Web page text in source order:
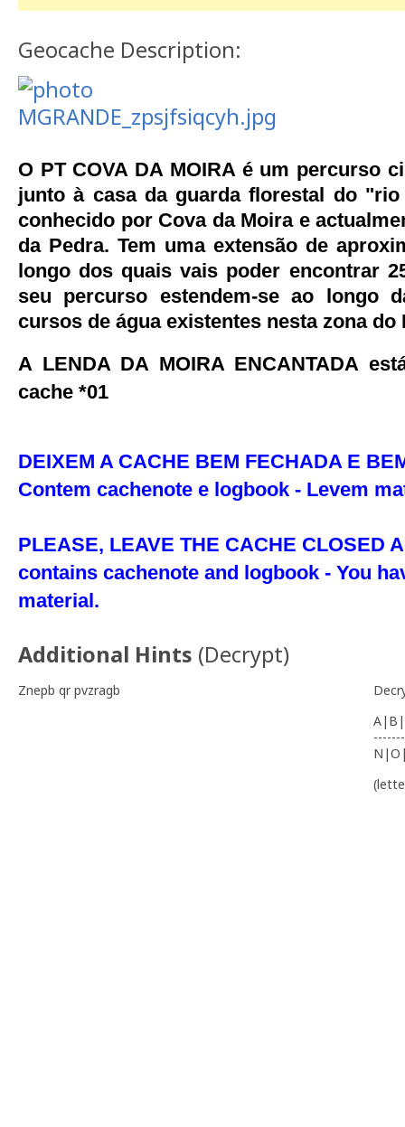
Geocache Description:
O PT COVA DA MOIRA é um percurso
junto à casa da guarda florestal do
conhecido por Cova da Moira e
da Pedra. Tem uma extensão de
longo dos quais vais poder encontrar
seu percurso estendem-se ao longo
cursos de água existentes nesta zona do
A LENDA DA MOIRA ENCANTADA
cache *01
DEIXEM A CACHE BEM FECHADA E
Contem cachenote e logbook - Levem
PLEASE, LEAVE THE CACHE CLOSED
contains cachenote and logbook - You
material.
Additional Hints (Decrypt)
Znepb qr pvzragb